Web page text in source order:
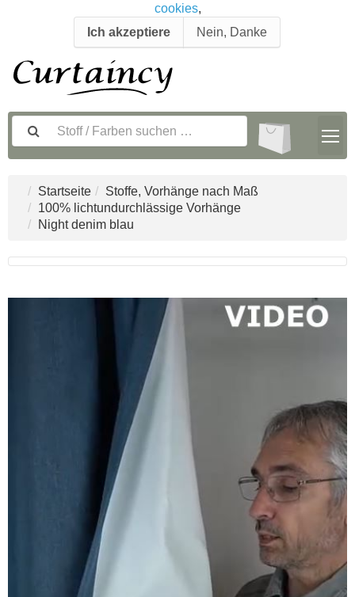
cookies,
Ich akzeptiere
Nein, Danke
Startseite
Stoffe, Vorhänge nach Maß
100% lichtundurchlässige Vorhänge
Night denim blau